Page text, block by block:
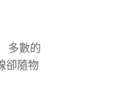
多數的
卻隨物